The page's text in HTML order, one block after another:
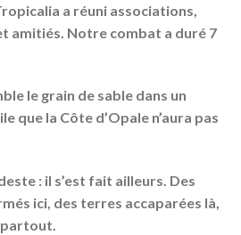
a réuni associations,
amitiés. Notre combat a duré 7
le grain de sable dans un
que la Côte d’Opale n’aura pas
: il s’est fait ailleurs. Des
ici, des terres accaparées là,